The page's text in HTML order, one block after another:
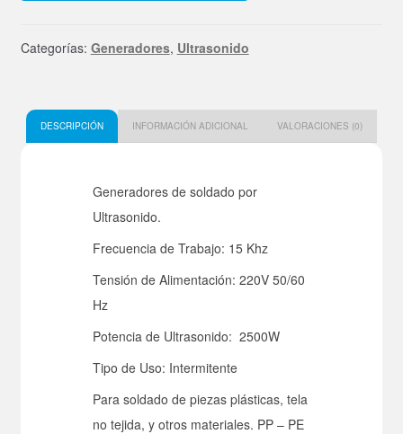
Categorías: Generadores, Ultrasonido
DESCRIPCIÓN INFORMACIÓN ADICIONAL VALORACIONES (0)
Generadores de soldado por
Ultrasonido.
Frecuencia de Trabajo: 15 Khz
Tensión de Alimentación: 220V 50/60
Hz
Potencia de Ultrasonido: 2500W
Tipo de Uso: Intermitente
Para soldado de piezas plásticas, tela
no tejida, y otros materiales. PP – PE